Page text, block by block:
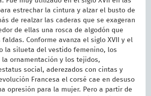
estrechar la cintura y alzar el busto de
de realzar las caderas que se exageran
de ellas una rosca de algodón que
Conforme avanza el siglo XVII y el
la silueta del vestido femenino, los
la ornamentación y los tejidos,
social, aderezados con cintas y
Francesa el corsé cae en desuso
opresión para la mujer. Pero a partir de